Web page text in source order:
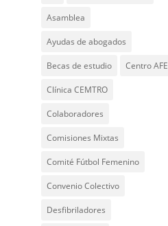
Asamblea
Ayudas de abogados
Becas de estudio Centro AFE
Clínica CEMTRO
Colaboradores
Comisiones Mixtas
Comité Fútbol Femenino
Convenio Colectivo
Desfibriladores